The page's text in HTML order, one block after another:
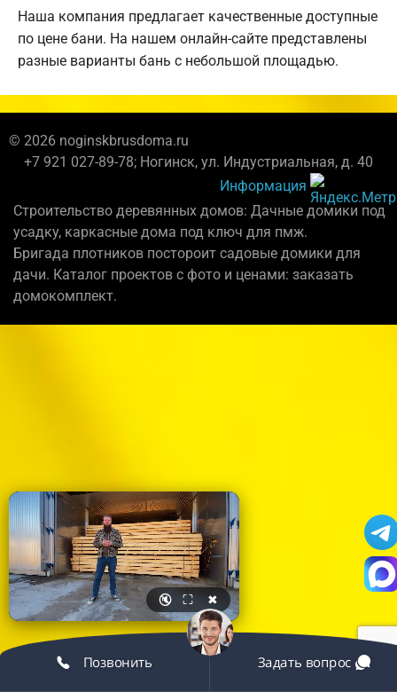
Наша компания предлагает качественные доступные
по цене бани. На нашем онлайн-сайте представлены
разные варианты бань с небольшой площадью.
© 2026 noginskbrusdoma.ru
+7 921 027-89-78; Ногинск, ул. Индустриальная, д. 40
Информация
Строительство деревянных домов: Дачные домики под
усадку, каркасные дома под ключ для пмж.
Бригада плотников постороит садовые домики для
дачи. Каталог проектов с фото и ценами: заказать
домокомплект.
🔇 ⛶ ✖
Позвонить Задать вопрос